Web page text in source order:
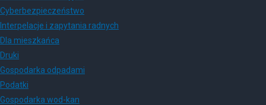
Cyberbezpieczeństwo
Interpelacje i zapytania radnych
Dla mieszkańca
Druki
Gospodarka odpadami
Podatki
Gospodarka wod-kan